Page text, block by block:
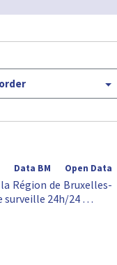
Open Data
Data BM
Région de Bruxelles-
surveille 24h/24 …